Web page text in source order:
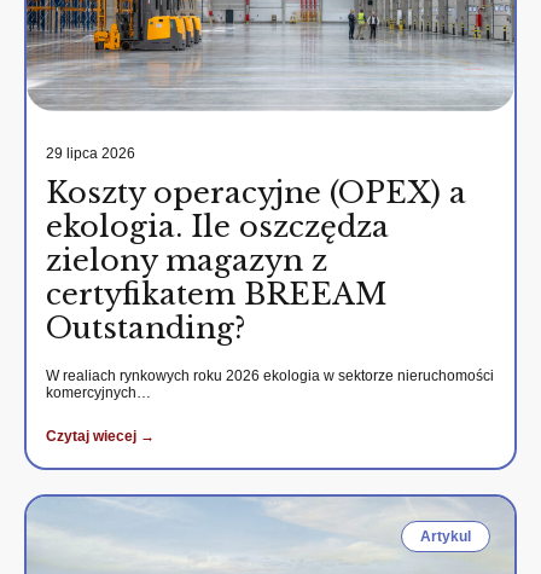
29 lipca 2026
Koszty operacyjne (OPEX) a
ekologia. Ile oszczędza
zielony magazyn z
certyfikatem BREEAM
Outstanding?
W realiach rynkowych roku 2026 ekologia w sektorze nieruchomości
komercyjnych…
Czytaj wiecej →
Artykul